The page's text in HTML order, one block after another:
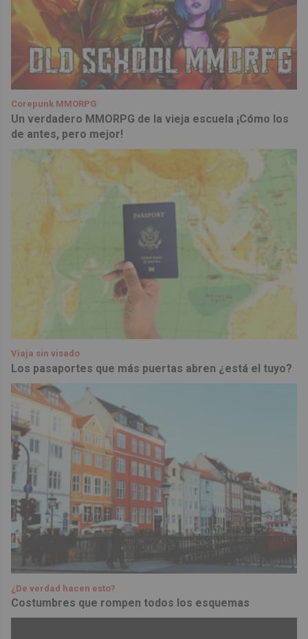
Corepunk MMORPG
Un verdadero MMORPG de la vieja escuela ¡Cómo los
de antes, pero mejor!
Viaja sin visado
Los pasaportes que más puertas abren ¿está el tuyo?
¿De verdad hacen esto?
Costumbres que rompen todos los esquemas